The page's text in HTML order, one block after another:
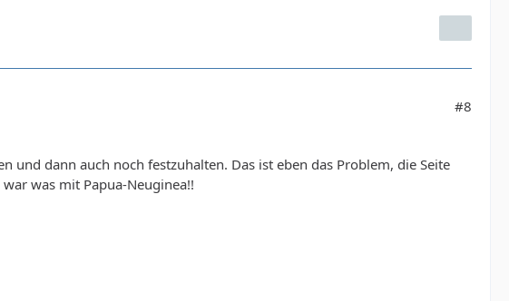
#8
dann auch noch festzuhalten. Das ist eben das Problem, die Seite
was mit Papua-Neuginea!!